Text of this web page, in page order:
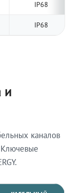
IP68
IP68
и
каналов